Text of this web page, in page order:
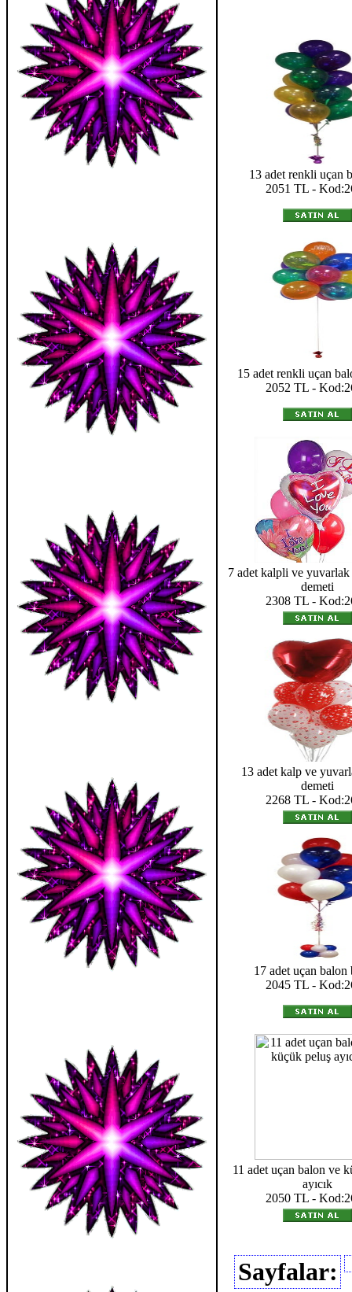
13 adet renkli uçan
2051 TL -
15 adet renkli uçan
2052 TL -
7 adet kalpli ve
demeti
2308 TL -
13 adet kalp ve
demeti
2268 TL -
17 adet uçan balon
2045 TL -
11 adet uçan balon ve
ayıcık
2050 TL -
Sayfalar: